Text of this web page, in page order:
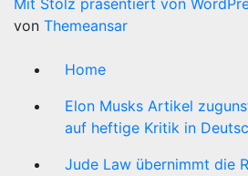
Mit Stolz präsentiert von
von Themeansar
Home
Elon Musks Artikel
auf heftige Kritik in
Jude Law übernimmt die